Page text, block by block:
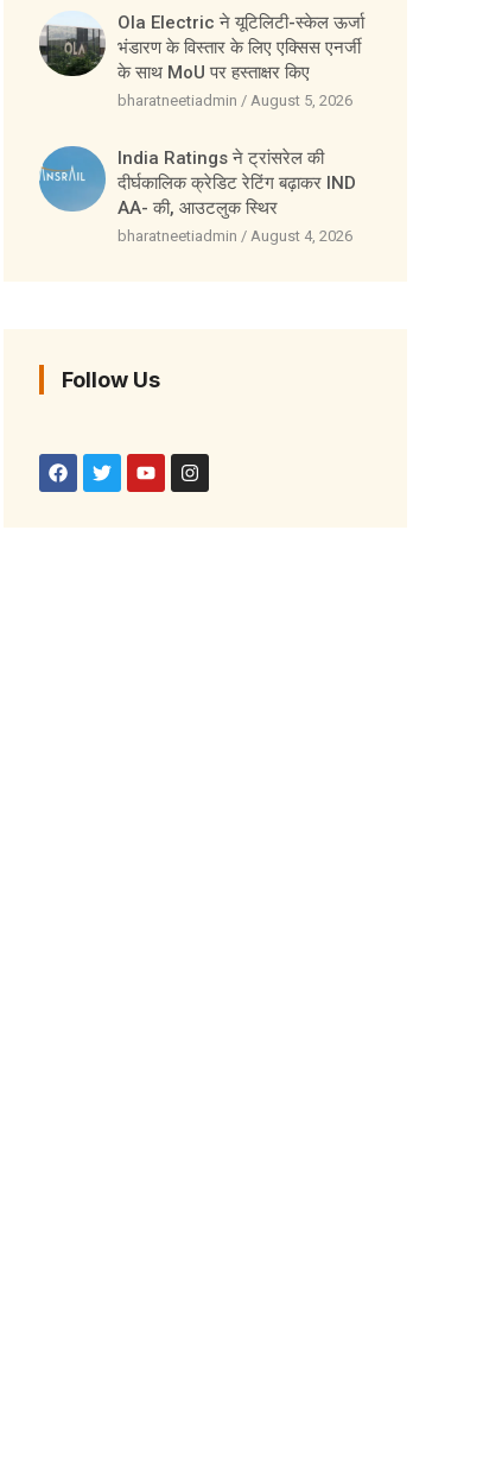
Ola Electric ने यूटिलिटी-स्केल ऊर्जा
भंडारण के विस्तार के लिए एक्सिस एनर्जी
के साथ MoU पर हस्ताक्षर किए
bharatneetiadmin August 5, 2026
India Ratings ने ट्रांसरेल की
दीर्घकालिक क्रेडिट रेटिंग बढ़ाकर IND
AA- की, आउटलुक स्थिर
bharatneetiadmin August 4, 2026
Follow Us